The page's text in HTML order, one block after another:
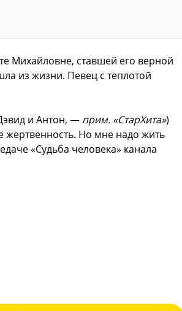
Михайловне, ставшей его верной
из жизни. Певец с теплотой
и Антон, — прим. «СтарХита»)
жертвенность. Но мне надо жить
«Судьба человека» канала